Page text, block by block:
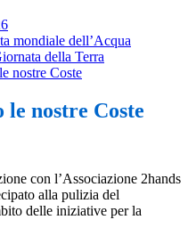
mondiale dell’Acqua
della Terra
nostre Coste
nostre Coste
con l’Associazione 2hands
alla pulizia del
delle iniziative per la